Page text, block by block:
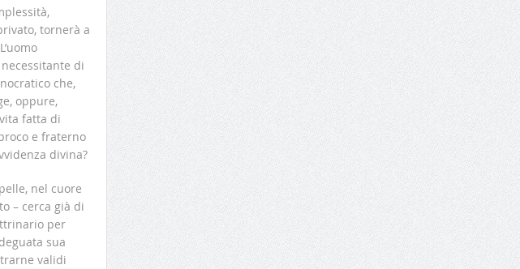
tornerà a
di
che,
oppure,
fatta di
e fraterno
divina?
nel cuore
– cerca già di
per
sua
validi